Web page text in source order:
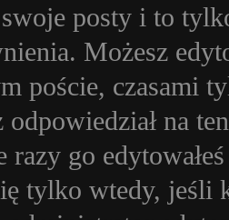
posty i to
Możesz
poście, czasami
odpowiedział na
go
tylko wtedy, jeśli